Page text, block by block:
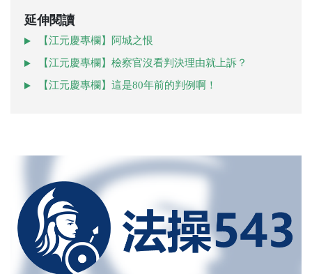
延伸閱讀
【江元慶專欄】阿城之恨
【江元慶專欄】檢察官沒看判決理由就上訴？
【江元慶專欄】這是80年前的判例啊！